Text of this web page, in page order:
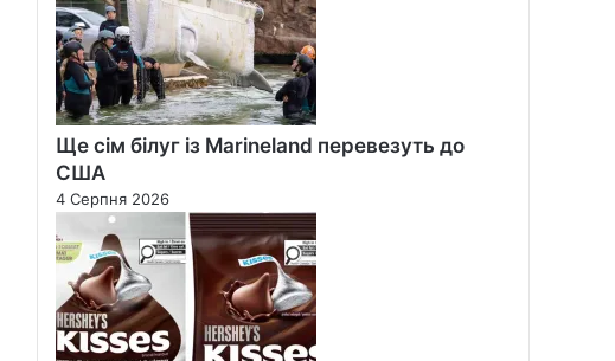
Ще сім білуг із Marineland перевезуть до
США
4 Серпня 2026